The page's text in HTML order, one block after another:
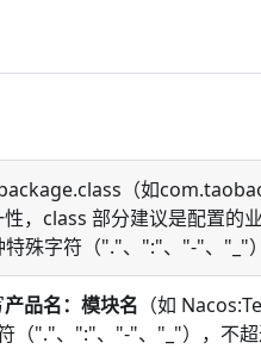
（如
，class 部分建议是配置的
殊字符（"."、":"、"-"、"_"
产品名：模块名 （如
（"."、":"、"-"、"_"），不超